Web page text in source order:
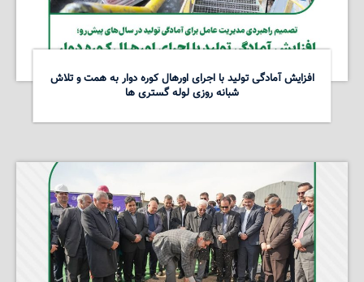
افزایش آمادگی تولید با اجرای اورهال کوره دوار به همت و تلاش
شبانه روزی لوله گستری ها